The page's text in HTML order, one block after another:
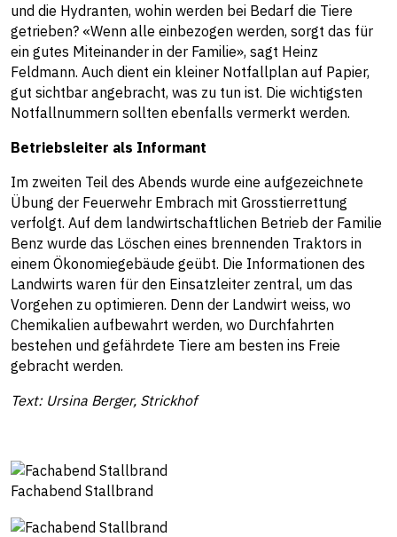
und die Hydranten, wohin werden bei Bedarf die Tiere
getrieben? «Wenn alle einbezogen werden, sorgt das für
ein gutes Miteinander in der Familie», sagt Heinz
Feldmann. Auch dient ein kleiner Notfallplan auf Papier,
gut sichtbar angebracht, was zu tun ist. Die wichtigsten
Notfallnummern sollten ebenfalls vermerkt werden.
Betriebsleiter als Informant
Im zweiten Teil des Abends wurde eine aufgezeichnete
Übung der Feuerwehr Embrach mit Grosstierrettung
verfolgt. Auf dem landwirtschaftlichen Betrieb der Familie
Benz wurde das Löschen eines brennenden Traktors in
einem Ökonomiegebäude geübt. Die Informationen des
Landwirts waren für den Einsatzleiter zentral, um das
Vorgehen zu optimieren. Denn der Landwirt weiss, wo
Chemikalien aufbewahrt werden, wo Durchfahrten
bestehen und gefährdete Tiere am besten ins Freie
gebracht werden.
Text: Ursina Berger, Strickhof
Fachabend Stallbrand